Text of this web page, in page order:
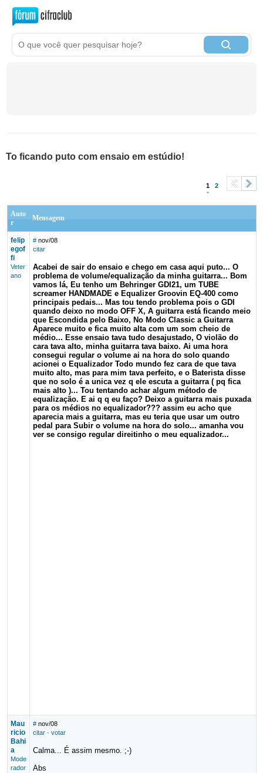
To ficando puto com ensaio em estúdio!
1 2
Auto
r
Mensagem
felip
egof
fi
Veter
ano
# nov/08
citar
Acabei de sair do ensaio e chego em casa aqui puto... O
problema de volume/equalização da minha guitarra... Bom
vamos lá, Eu tenho um Behringer GDI21, um TUBE
screamer HANDMADE e Equalizer Groovin EQ-400 como
principais pedais... Mas tou tendo problema pois o GDI
quando deixo no modo OFF X, A guitarra está ficando meio
que Escondida pelo Baixo, No Modo Classic a Guitarra
Aparece muito e fica muito alta com um som cheio de
médio... Esse ensaio tava tudo desajustado, O violão do
cara tava alto, minha guitarra tava baixo. Ai uma hora
consegui regular o volume ai na hora do solo quando
acionei o Equalizador Todo mundo fez cara de que tava
muito alto, mas para mim tava perfeito, e o Baterista disse
que no solo é a unica vez q ele escuta a guitarra ( pq fica
mais alto )... Tou tentando achar algum método de
equalização. E ai q q eu faço? Deixo a guitarra mais puxada
para os médios no equalizador??? assim eu acho que
aparecia mais a guitarra, mas eu teria que usar um outro
pedal para Subir o volume na hora do solo... amanha vou
ver se consigo regular direitinho o meu equalizador...
Mau
ricio
Bahi
a
Mode
rador
# nov/08
citar· votar
Calma... É assim mesmo. ;-)
Abs